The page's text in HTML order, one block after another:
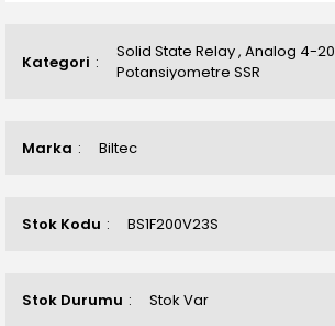
Kategori Solid State Relay, Analog 4-20
Potansiyometre SSR
Marka Biltec
Stok Kodu BS1F200V23S
Stok Durumu Stok Var